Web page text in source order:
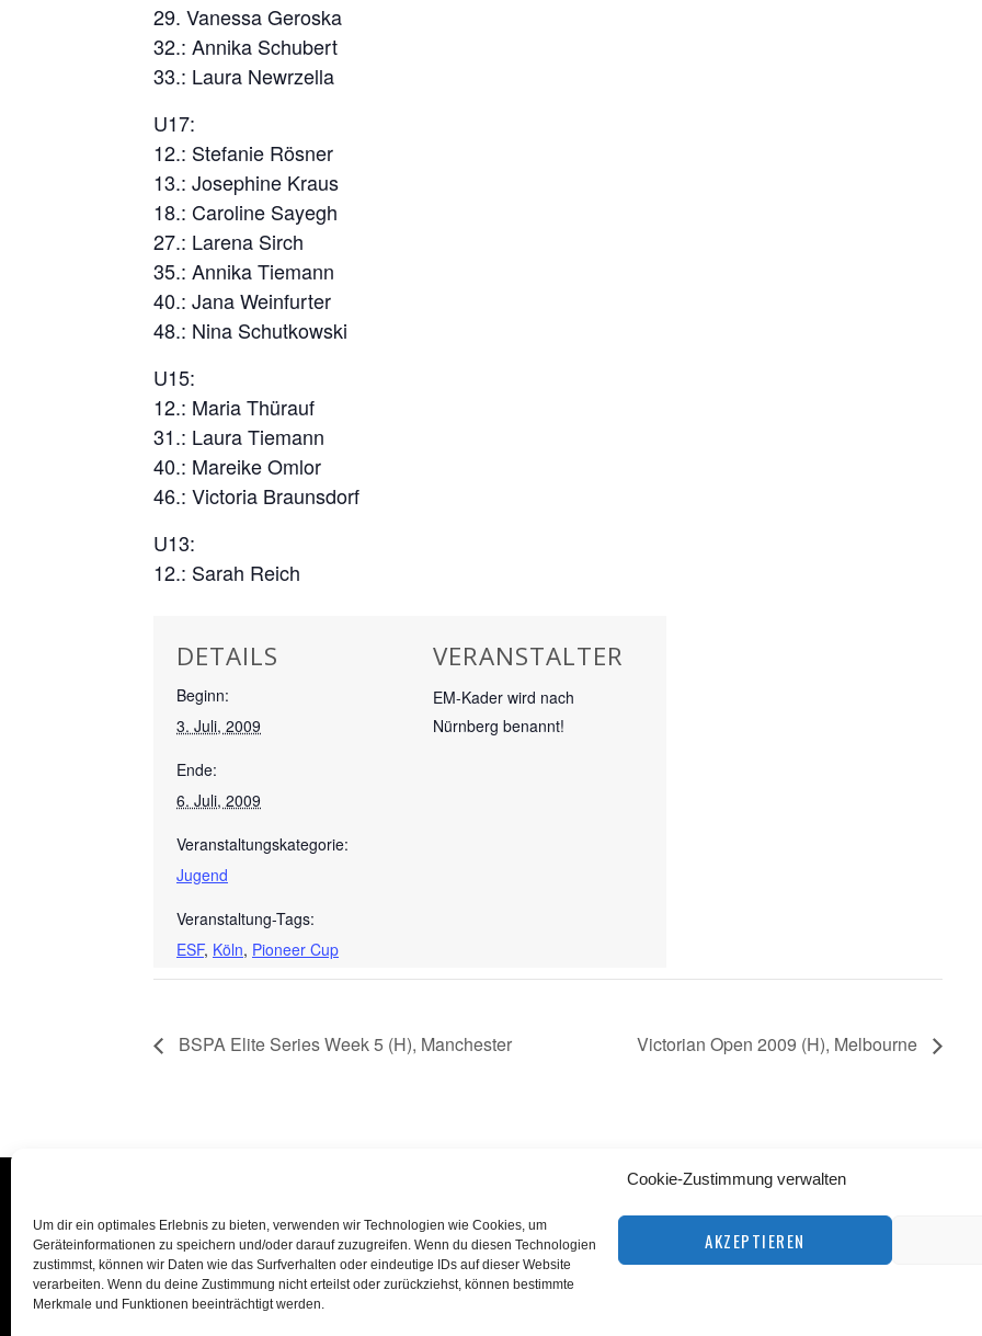
Cookie-Zustimmung verwalten
Um dir ein optimales Erlebnis zu bieten, verwenden wir Technologien wie Cookies, um
Geräteinformationen zu speichern und/oder darauf zuzugreifen. Wenn du diesen Technologien
zustimmst, können wir Daten wie das Surfverhalten oder eindeutige IDs auf dieser Website
verarbeiten. Wenn du deine Zustimmung nicht erteilst oder zurückziehst, können bestimmte
Merkmale und Funktionen beeinträchtigt werden.
AKZEPTIEREN
29. Vanessa Geroska
32.: Annika Schubert
33.: Laura Newrzella
U17:
12.: Stefanie Rösner
13.: Josephine Kraus
18.: Caroline Sayegh
27.: Larena Sirch
35.: Annika Tiemann
40.: Jana Weinfurter
48.: Nina Schutkowski
U15:
12.: Maria Thürauf
31.: Laura Tiemann
40.: Mareike Omlor
46.: Victoria Braunsdorf
U13:
12.: Sarah Reich
DETAILS
Beginn:
3. Juli, 2009
Ende:
6. Juli, 2009
Veranstaltungskategorie:
Jugend
Veranstaltung-Tags:
ESF, Köln, Pioneer Cup
VERANSTALTER
EM-Kader wird nach
Nürnberg benannt!
BSPA Elite Series Week 5 (H), Manchester Victorian Open 2009 (H), Melbourne
©squashnet.de2026